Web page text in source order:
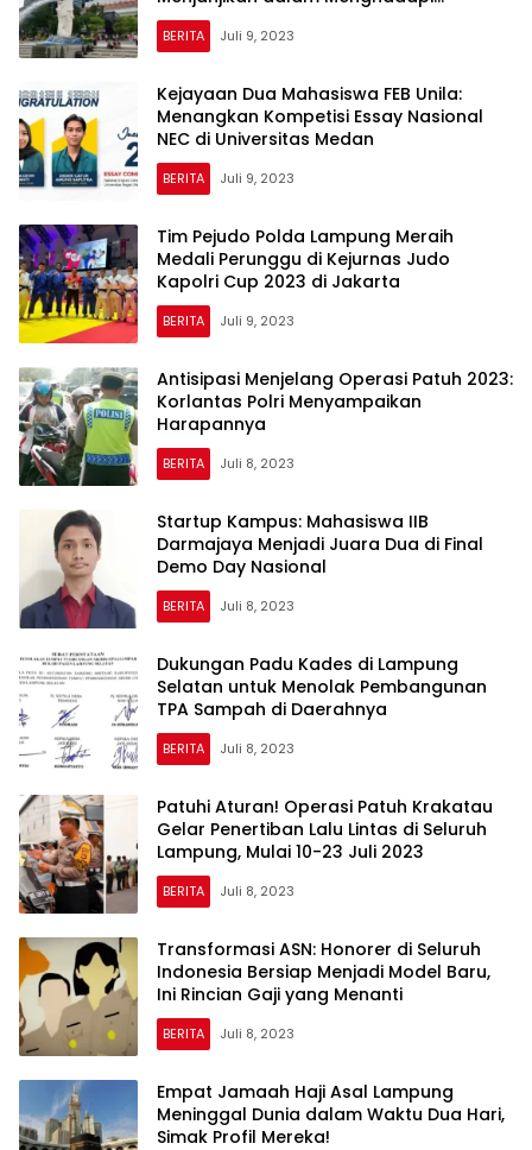
Tantangan Ekonomi dan Pasar Kerja
yang Terbatas
BERITA Juli 9, 2023
Kejayaan Dua Mahasiswa FEB Unila:
Menangkan Kompetisi Essay Nasional
NEC di Universitas Medan
BERITA Juli 9, 2023
Tim Pejudo Polda Lampung Meraih
Medali Perunggu di Kejurnas Judo
Kapolri Cup 2023 di Jakarta
BERITA Juli 9, 2023
Antisipasi Menjelang Operasi Patuh 2023:
Korlantas Polri Menyampaikan
Harapannya
BERITA Juli 8, 2023
Startup Kampus: Mahasiswa IIB
Darmajaya Menjadi Juara Dua di Final
Demo Day Nasional
BERITA Juli 8, 2023
Dukungan Padu Kades di Lampung
Selatan untuk Menolak Pembangunan
TPA Sampah di Daerahnya
BERITA Juli 8, 2023
Patuhi Aturan! Operasi Patuh Krakatau
Gelar Penertiban Lalu Lintas di Seluruh
Lampung, Mulai 10-23 Juli 2023
BERITA Juli 8, 2023
Transformasi ASN: Honorer di Seluruh
Indonesia Bersiap Menjadi Model Baru,
Ini Rincian Gaji yang Menanti
BERITA Juli 8, 2023
Empat Jamaah Haji Asal Lampung
Meninggal Dunia dalam Waktu Dua Hari,
Simak Profil Mereka!